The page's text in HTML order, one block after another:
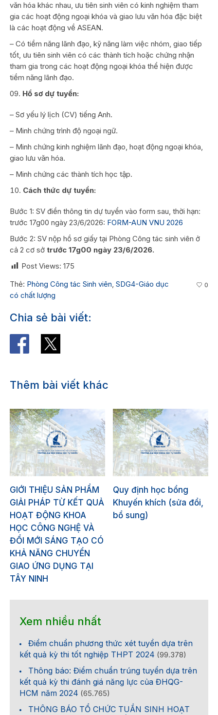
văn hóa khác nhau, ưu tiên sinh viên có kinh nghiệm tham
gia các hoạt động ngoại khóa và giao lưu văn hóa đặc biệt
là các hoạt động về ASEAN.
– Có tiềm năng lãnh đạo, kỹ năng làm việc nhóm, giao tiếp
tốt, ưu tiên sinh viên có các thành tích hoặc chứng nhận
tham gia trong các hoạt động ngoại khóa thể hiện được
tiềm năng lãnh đạo.
Hồ sơ dự tuyển:
– Sơ yếu lý lịch (CV) tiếng Anh.
– Minh chứng trình độ ngoại ngữ.
– Minh chứng kinh nghiệm lãnh đạo, hoạt động ngoại khóa,
giao lưu văn hóa.
– Minh chứng các thành tích học tập.
Cách thức dự tuyển:
Bước 1: SV điền thông tin dự tuyển vào form sau, thời hạn:
trước 17g00 ngày 23/6/2026: FORM-AUN VNU 2026
Bước 2: SV nộp hồ sơ giấy tại Phòng Công tác sinh viên ở
cả 2 cơ sở trước 17g00 ngày 23/6/2026.
Post Views: 175
Thẻ: Phòng Công tác Sinh viên, SDG4-Giáo dục
có chất lượng
0
Chia sẻ bài viết:
Thêm bài viết khác
GIỚI THIỆU SẢN PHẨM
GIẢI PHÁP TỪ KẾT QUẢ
HOẠT ĐỘNG KHOA
HỌC CÔNG NGHỆ VÀ
ĐỔI MỚI SÁNG TẠO CÓ
KHẢ NĂNG CHUYỂN
GIAO ỨNG DỤNG TẠI
TÂY NINH
Quy định học bổng
Khuyến khích (sửa đổi,
bổ sung)
Xem nhiều nhất
Điểm chuẩn phương thức xét tuyển dựa trên
kết quả kỳ thi tốt nghiệp THPT 2024 (99.378)
Thông báo: Điểm chuẩn trúng tuyển dựa trên
kết quả kỳ thi đánh giá năng lực của ĐHQG-
HCM năm 2024 (65.765)
THÔNG BÁO TỔ CHỨC TUẦN SINH HOẠT